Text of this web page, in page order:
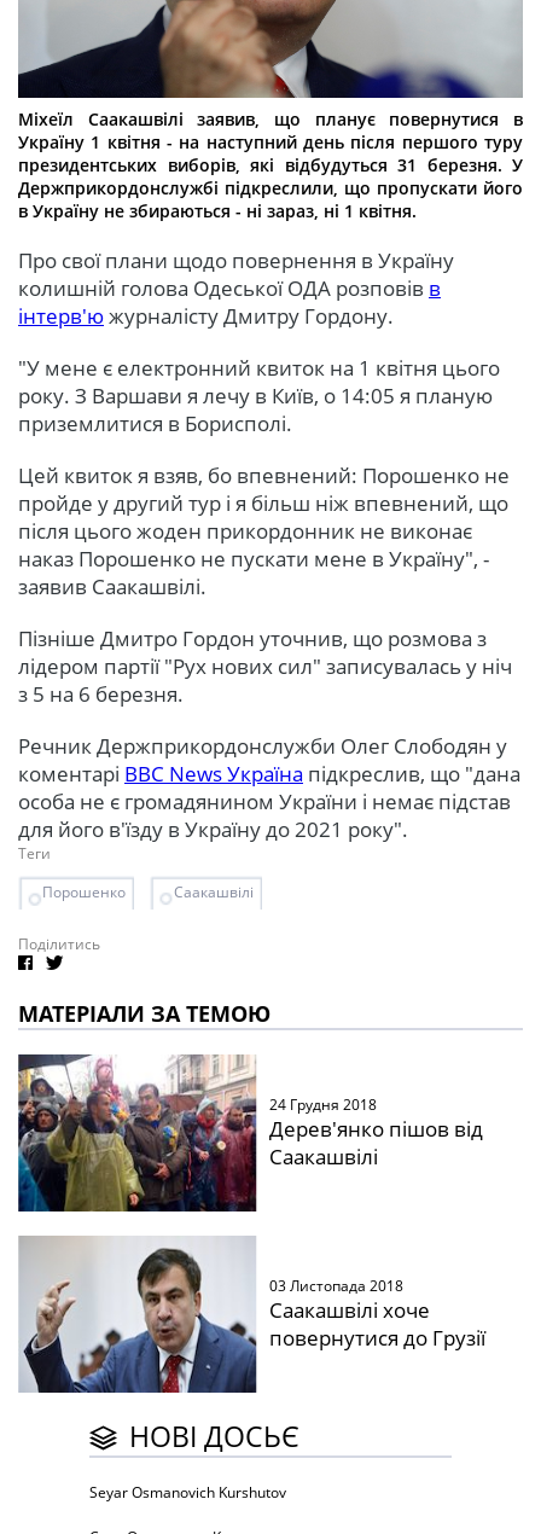
Міхеїл Саакашвілі заявив, що планує повернутися в
Україну 1 квітня - на наступний день після першого туру
президентських виборів, які відбудуться 31 березня. У
Держприкордонслужбі підкреслили, що пропускати його
в Україну не збираються - ні зараз, ні 1 квітня.
Про свої плани щодо повернення в Україну
колишній голова Одеської ОДА розповів в
інтерв'южурналісту Дмитру Гордону.
"У мене є електронний квиток на 1 квітня цього
року. З Варшави я лечу в Київ, о 14:05 я планую
приземлитися в Борисполі.
Цей квиток я взяв, бо впевнений: Порошенко не
пройде у другий тур і я більш ніж впевнений, що
після цього жоден прикордонник не виконає
наказ Порошенко не пускати мене в Україну", -
заявив Саакашвілі.
Пізніше Дмитро Гордон уточнив, що розмова з
лідером партії "Рух нових сил" записувалась у ніч
з 5 на 6 березня.
Речник Держприкордонслужби Олег Слободян у
коментарі ВВС News Україна підкреслив, що "дана
особа не є громадянином України і немає підстав
для його в'їзду в Україну до 2021 року".
Теги
Порошенко
Саакашвілі
Поділитись
МАТЕРІАЛИ ЗА ТЕМОЮ
24 Грудня 2018
Дерев'янко пішов від
Саакашвілі
03 Листопада 2018
Саакашвілі хоче
повернутися до Грузії
НОВІ ДОСЬЄ
Seyar Osmanovich Kurshutov